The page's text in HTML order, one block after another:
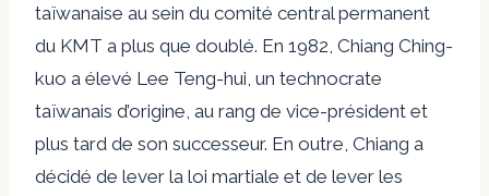
taïwanaise au sein du comité central permanent
du KMT a plus que doublé. En 1982, Chiang Ching-
kuo a élevé Lee Teng-hui, un technocrate
taïwanais d’origine, au rang de vice-président et
plus tard de son successeur. En outre, Chiang a
décidé de lever la loi martiale et de lever les